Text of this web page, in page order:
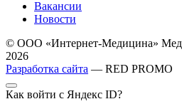
Вакансии
Новости
© ООО «Интернет-Медицина»
2026
Разработка сайта — RED PROMO
Как войти с Яндекс ID?